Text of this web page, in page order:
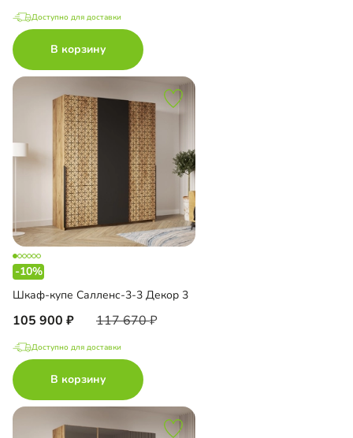
Доступно для доставки
В корзину
-10%
Шкаф-купе Салленс-3-3 Декор 3
105 900 117 670
Доступно для доставки
В корзину